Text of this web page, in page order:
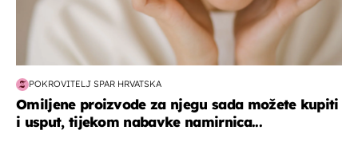
POKROVITELJ SPAR HRVATSKA
Omiljene proizvode za njegu sada možete kupiti
i usput, tijekom nabavke namirnica...